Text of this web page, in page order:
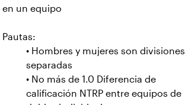
en un equipo
Pautas:
• Hombres y mujeres son divisiones
separadas
• No más de 1.0 Diferencia de
calificación NTRP entre equipos de